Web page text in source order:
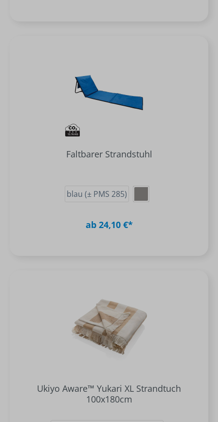
Faltbarer Strandstuhl
blau (± PMS 285)
ab 24,10 €*
Ukiyo Aware™ Yukari XL Strandtuch
100x180cm